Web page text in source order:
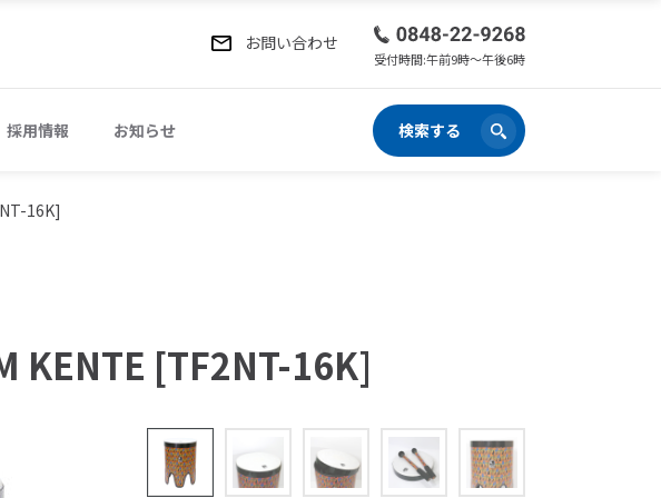
お問い合わせ
受付時間:午前9時〜午後6時
採用情報 お知らせ 検索する
16K]
KENTE [TF2NT-16K]